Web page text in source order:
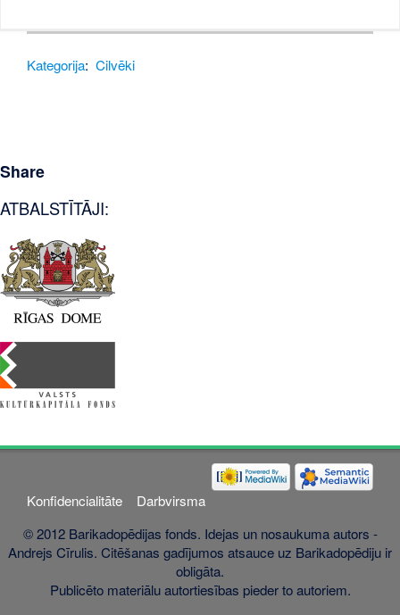
Kategorija: Cilvēki
Share
ATBALSTĪTĀJI:
Konfidencialitāte
Darbvirsma
© 2012 Barikadopēdijas fonds. Idejas un nosaukuma autors -
Andrejs Cīrulis. Citēšanas gadījumos atsauce uz Barikadopēdiju ir
obligāta.
Publicēto materiālu autortiesības pieder to autoriem.